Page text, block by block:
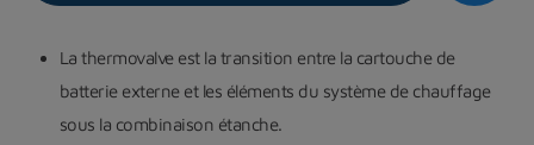
La thermovalve est la transition entre la cartouche de
batterie externe et les éléments du système de chauffage
sous la combinaison étanche.